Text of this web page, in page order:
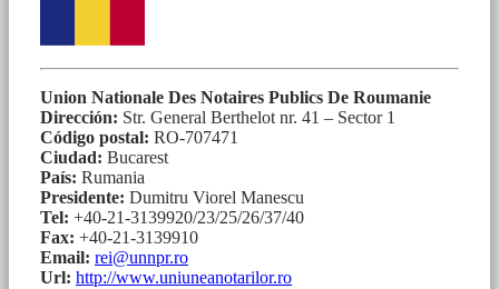
Union Nationale Des Notaires Publics De Roumanie
Dirección: Str. General Berthelot nr. 41 – Sector 1
Código postal: RO-707471
Ciudad: Bucarest
País: Rumania
Presidente: Dumitru Viorel Manescu
Tel: +40-21-3139920/23/25/26/37/40
Fax: +40-21-3139910
Email: rei@unnpr.ro
Url: http://www.uniuneanotarilor.ro